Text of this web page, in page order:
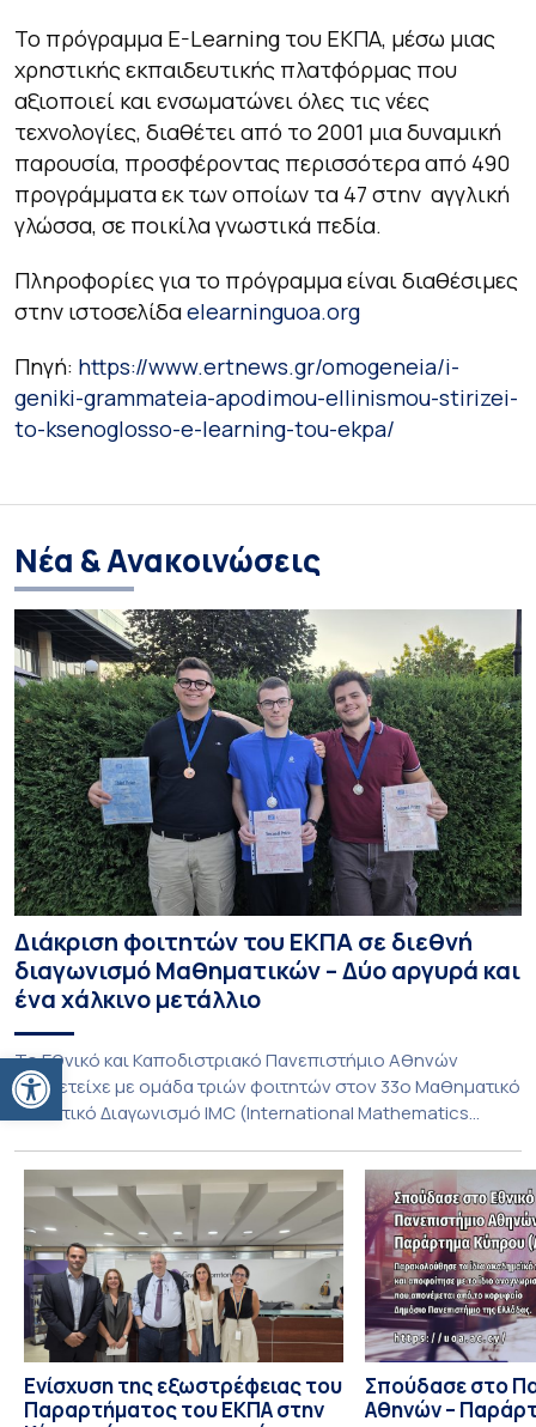
Ανοίξτε τη γραμμή εργαλείων
Το πρόγραμμα E-Learning του ΕΚΠΑ, μέσω μιας
χρηστικής εκπαιδευτικής πλατφόρμας που
αξιοποιεί και ενσωματώνει όλες τις νέες
τεχνολογίες, διαθέτει από το 2001 μια δυναμική
παρουσία, προσφέροντας περισσότερα από 490
προγράμματα εκ των οποίων τα 47 στην αγγλική
γλώσσα, σε ποικίλα γνωστικά πεδία.
Πληροφορίες για το πρόγραμμα είναι διαθέσιμες
στην ιστοσελίδαelearninguoa.org
Πηγή: https://www.ertnews.gr/omogeneia/i-
geniki-grammateia-apodimou-ellinismou-stirizei-
to-ksenoglosso-e-learning-tou-ekpa/
Νέα & Ανακοινώσεις
Διάκριση φοιτητών του ΕΚΠΑ σε διεθνή
διαγωνισμό Μαθηματικών – Δύο αργυρά και
ένα χάλκινο μετάλλιο
To Εθνικό και Καποδιστριακό Πανεπιστήμιο Αθηνών
συμμετείχε με ομάδα τριών φοιτητών στον 33ο Μαθηματικό
Φοιτητικό Διαγωνισμό IMC (International Mathematics
Ιουλίου στο Blagoevgrad της Βουλγαρίας. Σε αυτόν
συμμετείχαν 447 φοιτητές εκπροσωπώντας 135
πανεπιστήμια από 46 χώρες. Από την Ελλάδα, συμμετείχαν
επίσης το Εθνικό Μετσόβιο Πολυτεχνείο, το Αριστοτέλειο
Πανεπιστήμιο […]
Ενίσχυση της εξωστρέφειας του
Παραρτήματος του ΕΚΠΑ στην
Σπούδασε στο
Αθηνών –